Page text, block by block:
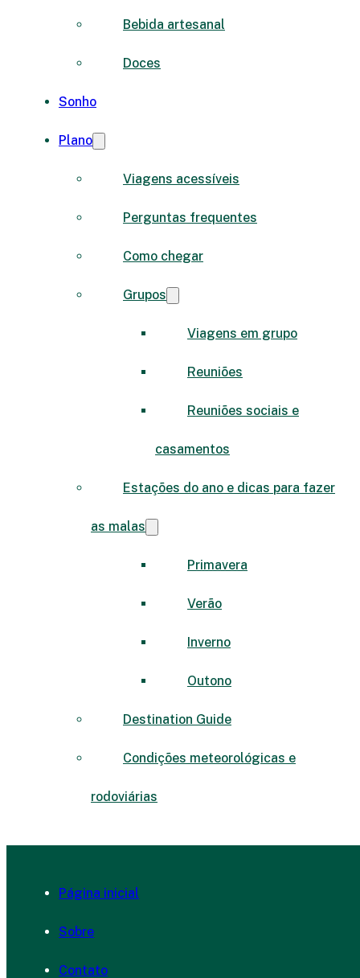
Bebida artesanal
Doces
Sonho
Plano
Viagens acessíveis
Perguntas frequentes
Como chegar
Grupos
Viagens em grupo
Reuniões
Reuniões sociais e
casamentos
Estações do ano e dicas para fazer
as malas
Primavera
Verão
Inverno
Outono
Destination Guide
Condições meteorológicas e
rodoviárias
Página inicial
Sobre
Contato